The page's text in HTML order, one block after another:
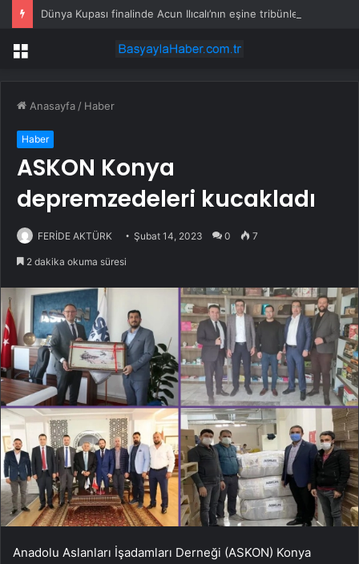
Menü
Anasayfa / Haber
Haber
ASKON Konya
depremzedeleri kucakladı
FERİDE AKTÜRK Şubat 14, 2023 0 7
2 dakika okuma süresi
Anadolu Aslanları İşadamları Derneği (ASKON) Konya